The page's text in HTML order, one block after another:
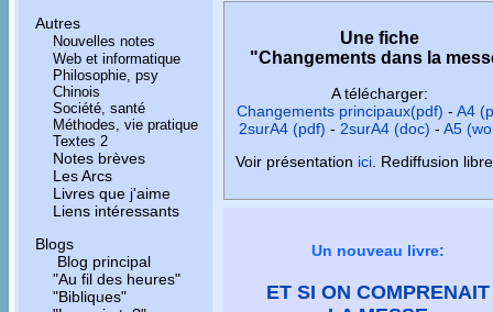
Autres
Nouvelles notes
Web et informatique
Philosophie, psy
Chinois
Société, santé
Méthodes, vie pratique
Textes 2
Notes brèves
Les Arcs
Livres que j'aime
Liens intéressants
Blogs
Blog principal
"Au fil des heures"
"Bibliques"
Une fiche
"Changements dans la
A télécharger:
Changements principaux(pdf) - A4
2surA4 (pdf) - 2surA4 (doc) - A5
Voir présentation ici . Rediffusion
Un nouveau livre:
ET SI ON COMPRENAIT